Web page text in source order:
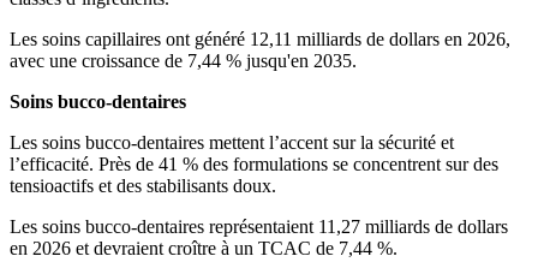
Les soins capillaires ont généré 12,11 milliards de dollars en 2026,
avec une croissance de 7,44 % jusqu'en 2035.
Soins bucco-dentaires
Les soins bucco-dentaires mettent l’accent sur la sécurité et
l’efficacité. Près de 41 % des formulations se concentrent sur des
tensioactifs et des stabilisants doux.
Les soins bucco-dentaires représentaient 11,27 milliards de dollars
en 2026 et devraient croître à un TCAC de 7,44 %.